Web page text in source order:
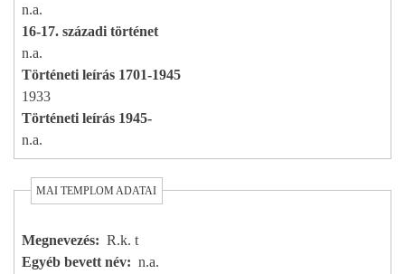
n.a.
16-17. századi történet
n.a.
Történeti leírás 1701-1945
1933
Történeti leírás 1945-
n.a.
MAI TEMPLOM ADATAI
Megnevezés
R.k. t
Egyéb bevett név
n.a.